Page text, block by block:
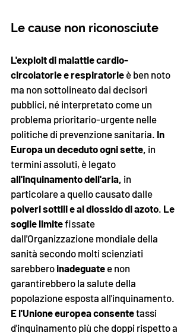
Le cause non riconosciute
L'exploit di malattie cardio-
circolatorie e respiratorie è ben noto
ma non sottolineato dai decisori
pubblici, né interpretato come un
problema prioritario-urgente nelle
politiche di prevenzione sanitaria. In
Europa un deceduto ogni sette, in
termini assoluti, è legato
all'inquinamento dell'aria, in
particolare a quello causato dalle
polveri sottili e al diossido di azoto. Le
soglie limite fissate
dall'Organizzazione mondiale della
sanità secondo molti scienziati
sarebbero inadeguate e non
garantirebbero la salute della
popolazione esposta all'inquinamento.
E l'Unione europea consente tassi
d'inquinamento più che doppi rispetto a